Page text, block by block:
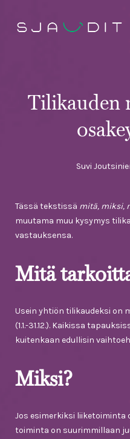
content
Tilikauden
Suvi
Tässä tekstissä mitä, miksi,
muutama muu kysymys
vastauksensa.
Mitä
Usein yhtiön tilikaudeksi on
(1.1.-31.12.). Kaikissa
kuitenkaan edullisin
Miksi?
Jos esimerkiksi
toiminta on suurimmillaan